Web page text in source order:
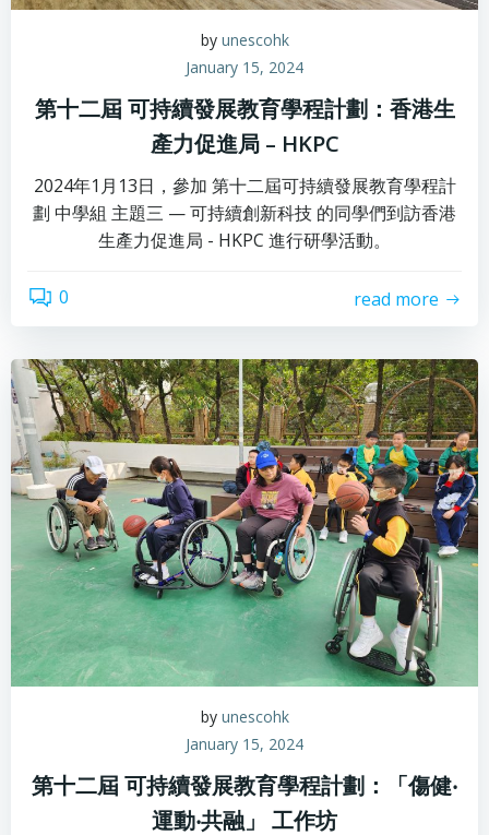
by unescohk
January 15, 2024
第十二屆 可持續發展教育學程計劃：香港生
產力促進局 – HKPC
2024年1月13日，參加 第十二屆可持續發展教育學程計
劃 中學組 主題三 — 可持續創新科技 的同學們到訪香港
生產力促進局 - HKPC 進行研學活動。
0 read more
by unescohk
January 15, 2024
第十二屆 可持續發展教育學程計劃：「傷健‧
運動‧共融」 工作坊